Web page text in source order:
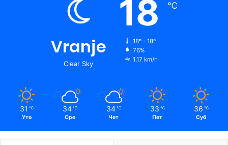
Vranje
Clear Sky
18 ℃
18º - 18º
76%
1.17 km/h
31 ℃
Уто
34 ℃
Сре
34 ℃
Чет
33 ℃
Пет
36 ℃
Суб